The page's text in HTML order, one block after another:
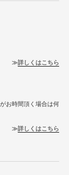
詳しくはこちら
お時間頂く場合は何
詳しくはこちら